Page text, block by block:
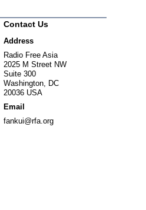
Contact Us
Address
Radio Free Asia
2025 M Street NW
Suite 300
Washington, DC
20036 USA
Email
fankui@rfa.org